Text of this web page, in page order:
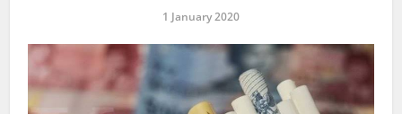
1 January 2020